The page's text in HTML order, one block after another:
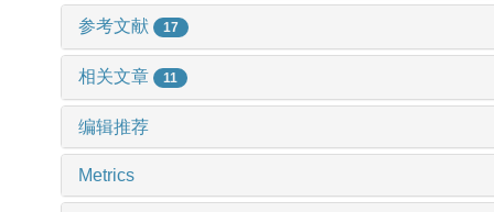
参考文献 17
相关文章 11
编辑推荐
Metrics